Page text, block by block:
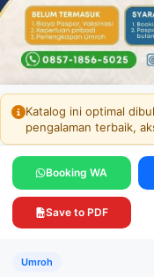
Katalog ini optimal
pengalaman terbaik,
Booking WA
Save to PDF
Umroh